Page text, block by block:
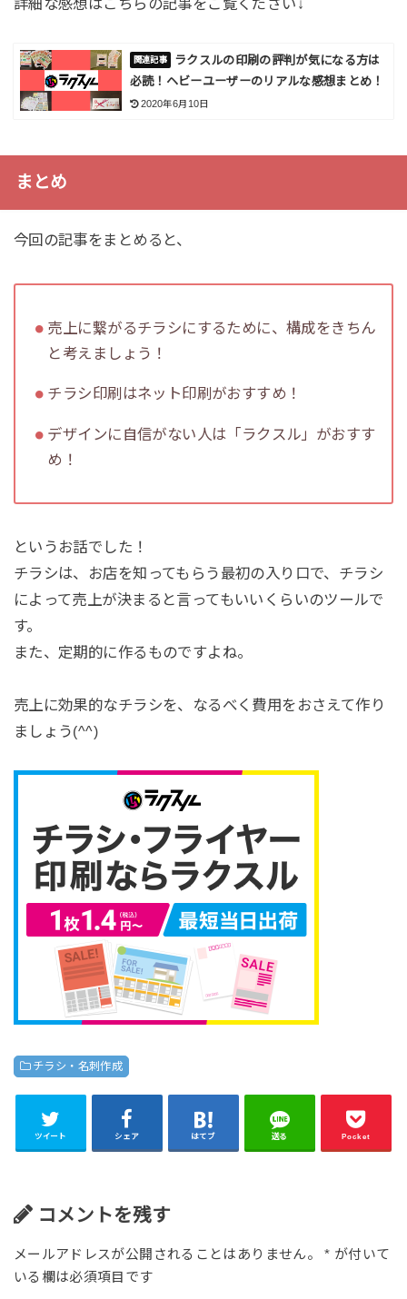
詳細な感想はこちらの記事をご覧ください↓
ラクスルの印刷の評判が気になる方は
必読！ヘビーユーザーのリアルな感想まとめ！
2020年6月10日
まとめ
今回の記事をまとめると、
売上に繋がるチラシにするために、構成をきちん
と考えましょう！
チラシ印刷はネット印刷がおすすめ！
デザインに自信がない人は「ラクスル」がおすす
め！
というお話でした！
チラシは、お店を知ってもらう最初の入り口で、チラシ
によって売上が決まると言ってもいいくらいのツールで
す。
また、定期的に作るものですよね。
売上に効果的なチラシを、なるべく費用をおさえて作り
ましょう(^^)
チラシ・名刺作成
ツイート シェア はてブ 送る Pocket
コメントを残す
メールアドレスが公開されることはありません。 * が付いて
いる欄は必須項目です